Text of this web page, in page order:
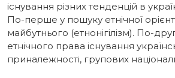
існування різних тенденцій в
По-перше у пошуку етнічної
майбутнього (етнонігілізм). По-
етнічного права існування
приналежності, групових